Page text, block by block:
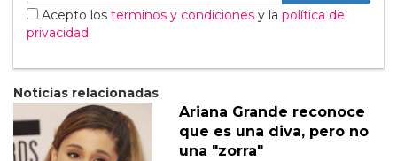
Acepto los terminos y condiciones y la política de
privacidad.
Noticias relacionadas
Ariana Grande reconoce
que es una diva, pero no
una "zorra"